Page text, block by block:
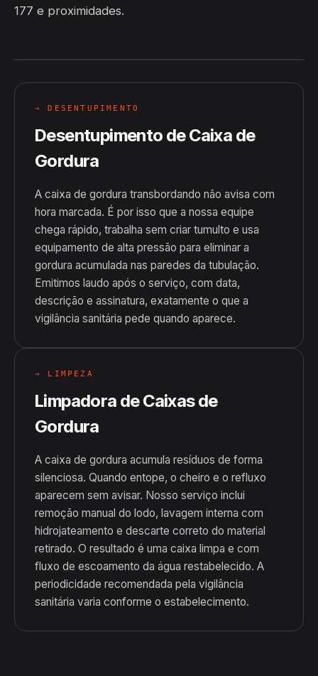
177 e proximidades.
→ DESENTUPIMENTO
Desentupimento de Caixa de
Gordura
A caixa de gordura transbordando não avisa com
hora marcada. É por isso que a nossa equipe
chega rápido, trabalha sem criar tumulto e usa
equipamento de alta pressão para eliminar a
gordura acumulada nas paredes da tubulação.
Emitimos laudo após o serviço, com data,
descrição e assinatura, exatamente o que a
vigilância sanitária pede quando aparece.
→ LIMPEZA
Limpadora de Caixas de
Gordura
A caixa de gordura acumula resíduos de forma
silenciosa. Quando entope, o cheiro e o refluxo
aparecem sem avisar. Nosso serviço inclui
remoção manual do lodo, lavagem interna com
hidrojateamento e descarte correto do material
retirado. O resultado é uma caixa limpa e com
fluxo de escoamento da água restabelecido. A
periodicidade recomendada pela vigilância
sanitária varia conforme o estabelecimento.